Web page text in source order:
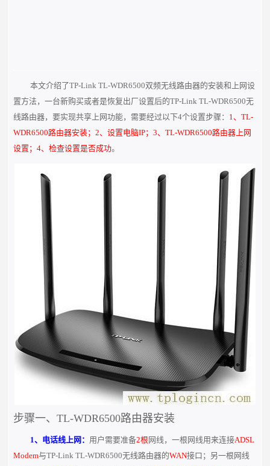
本文介绍了TP-Link TL-WDR6500双频无线路由器的安装和上网设
置方法，一台新购买或者是恢复出厂设置后的TP-Link TL-WDR6500无
线路由器，要实现共享上网功能，需要经过以下4个设置步骤： 1、TL-
WDR6500路由器安装；2、设置电脑IP；3、TL-WDR6500路由器上网
设置；4、检查设置是否成功。
步骤一、TL-WDR6500路由器安装
1、电话线上网： 用户需要准备2根 网线，一根网线用来连接ADSL
Modem与TP-Link TL-WDR6500无线路由器的WAN接口；另一根网线